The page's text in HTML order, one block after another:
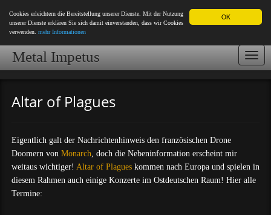
OK
Cookies erleichtern die Bereitstellung unserer Dienste. Mit der Nutzung
unserer Dienste erklären Sie sich damit einverstanden, dass wir Cookies
verwenden. mehr Informationen
Metal Impetus
Altar of Plagues
Eigentlich galt der Nachrichtenhinweis den französischen Drone
Doomern von Monarch, doch die Nebeninformation erscheint mir
weitaus wichtiger! Altar of Plagues kommen nach Europa und spielen in
diesem Rahmen auch einige Konzerte im Ostdeutschen Raum! Hier alle
Termine: